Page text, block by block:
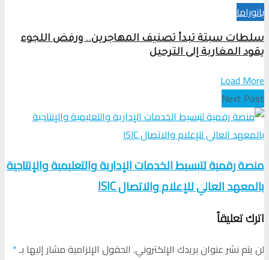
بانوراما
سلطات سبتة تبدأ تصنيف المهاجرين.. ورفض اللجوء
يقود المغاربة إلى الترحيل
Load More
Next Post
منصة رقمية لتبسيط الخدمات الإدارية والتعليمية والإنتاجية
بالمعهد العالي للإعلام والاتصال ISIC
اترك تعليقاً
لن يتم نشر عنوان بريدك الإلكتروني. الحقول الإلزامية مشار إليها بـ*